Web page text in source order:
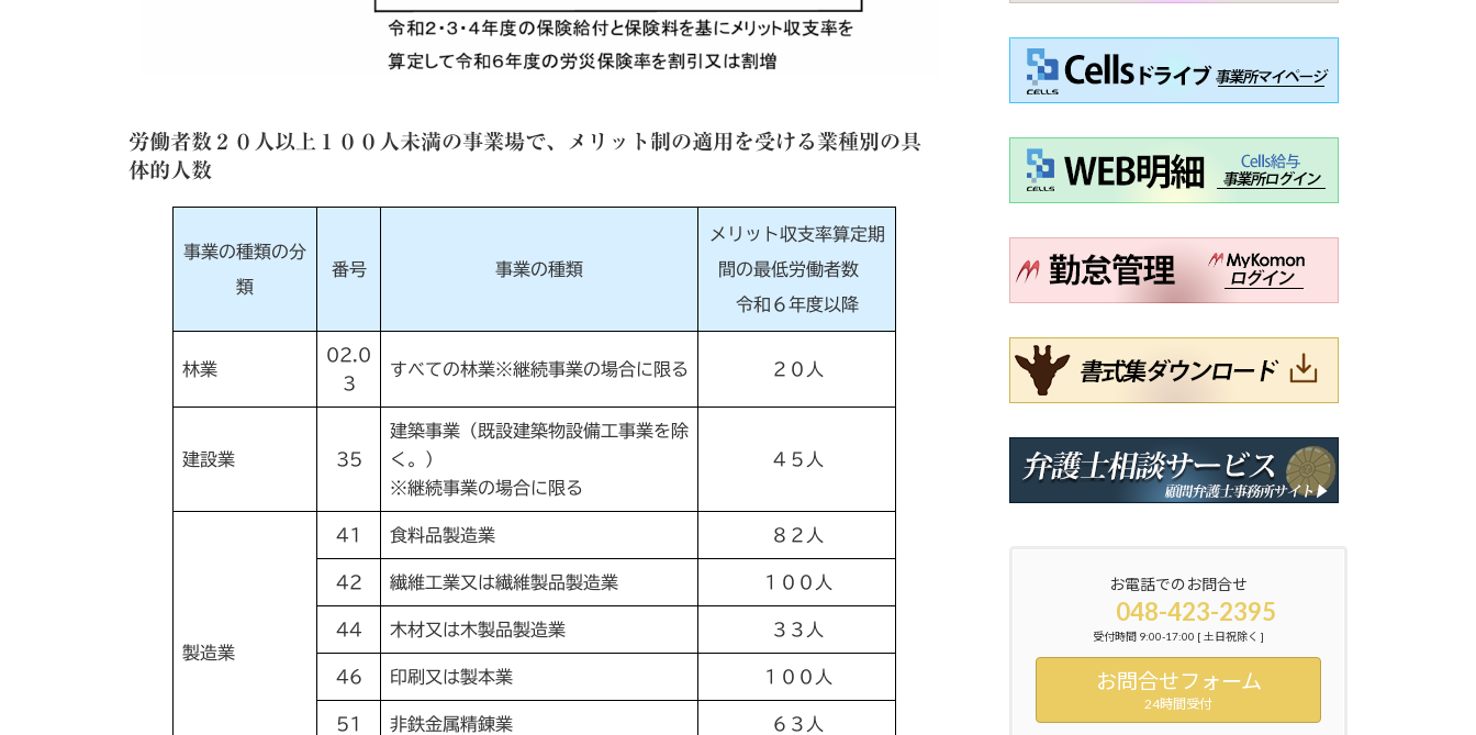
労働者数２０人以上１００人未満の事業場で、メリット制の適用を受ける業種別の具
体的人数
事業の種類の分
類
番号 事業の種類
メリット収支率算定期
間の最低労働者数
令和６年度以降
林業
02.0
3
すべての林業※継続事業の場合に限る ２０人
建設業 35
建築事業（既設建築物設備工事業を除
く。）
※継続事業の場合に限る
４５人
製造業
41 食料品製造業 ８２人
42 繊維工業又は繊維製品製造業 １００人
44 木材又は木製品製造業 ３３人
46 印刷又は製本業 １００人
51 非鉄金属精錬業 ６３人
お電話でのお問合せ
048-423-2395
受付時間 9:00-17:00 [ 土日祝除く ]
お問合せフォーム
24時間受付